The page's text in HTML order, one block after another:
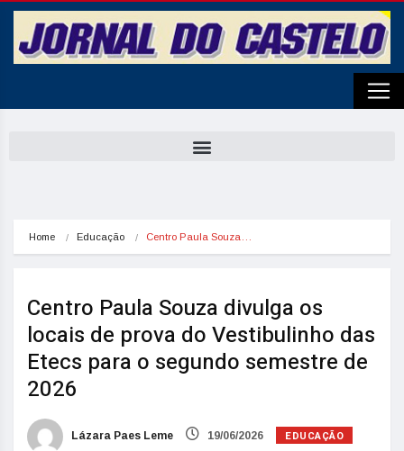
Home Educação Centro Paula Souza…
Centro Paula Souza divulga os
locais de prova do Vestibulinho das
Etecs para o segundo semestre de
2026
Lázara Paes Leme 19/06/2026 EDUCAÇÃO